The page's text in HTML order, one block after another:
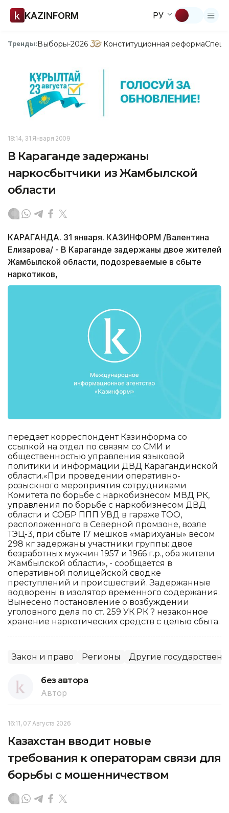
KAZINFORM РУ
Тренды:Выборы-2026 Конституционная реформа
18:14, 31 Января 2009
В Караганде задержаны
наркосбытчики из Жамбылской
области
КАРАГАНДА. 31 января. КАЗИНФОРМ /Валентина
Елизарова/ - В Караганде задержаны двое жителей
Жамбылской области, подозреваемые в сбыте
наркотиков,
передает корреспондент Казинформа со
ссылкой на отдел по связям со СМИ и
общественностью управления языковой
политики и информации ДВД Карагандинской
области.«При проведении оперативно-
розыскного мероприятия сотрудниками
Комитета по борьбе с наркобизнесом МВД РК,
управления по борьбе с наркобизнесом ДВД
области и СОБР ППП УВД в гараже ТОО,
расположенного в Северной промзоне, возле
ТЭЦ-3, при сбыте 17 мешков «марихуаны» весом
298 кг задержаны участники группы: двое
безработных мужчин 1957 и 1966 г.р., оба жители
Жамбылской области», - сообщается в
оперативной полицейской сводке
преступлений и происшествий. Задержанные
водворены в изолятор временного содержания.
Вынесено постановление о возбуждении
уголовного дела по ст. 259 УК РК ? незаконное
хранение наркотических средств с целью сбыта.
Закон и право Регионы Другие
без автора
Автор
16:11, 07 Августа 2026
Казахстан вводит новые
требования к операторам связи для
борьбы с мошенничеством